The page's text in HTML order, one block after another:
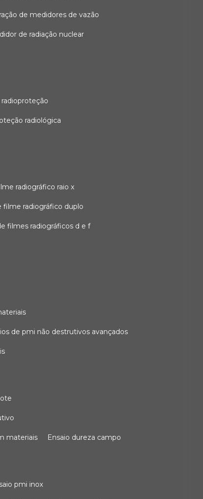
de medidores de vazão
de radiação nuclear
radioproteção
radiológica
radiográfico raio x
filme radiográfico duplo
filmes radiográficos d e f
de pmi não destrutivos avançados
materiais ensaio dureza campo
pmi inox